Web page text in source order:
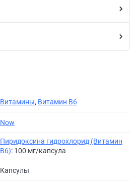
Витамины, Витамин В6
Now
Пиридоксина гидрохлорид (Витамин
B6): 100 мг/капсула
Капсулы